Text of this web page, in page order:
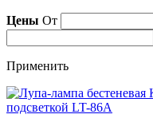
Цены От
Применить